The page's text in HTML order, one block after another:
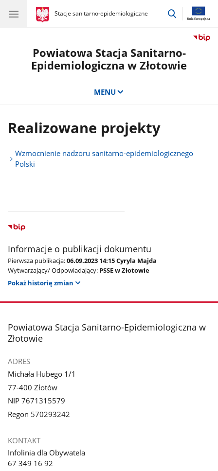
gov.pl
Stacje sanitarno-epidemiologiczne
gov.pl
Stacje
przejdź
Powiatowa Stacja Sanitarno-
Epidemiologiczna w Złotowie
MENU
Realizowane projekty
Wzmocnienie nadzoru sanitarno-epidemiologicznego
Polski
Informacje o publikacji dokumentu
Pierwsza publikacja:06.09.2023 14:15 Cyryla Majda
Wytwarzający/ Odpowiadający: PSSE w Złotowie
Pokaż historię zmian
stopka
Powiatowa Stacja Sanitarno-Epidemiologiczna w
Złotowie
ADRES
Michała Hubego 1/1
77-400 Złotów
NIP 7671315579
Regon 570293242
KONTAKT
Infolinia dla Obywatela
67 349 16 92